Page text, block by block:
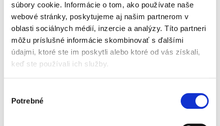
súbory cookie. Informácie o tom, ako používate naše
webové stránky, poskytujeme aj našim partnerom v
oblasti sociálnych médií, inzercie a analýzy. Títo partneri
môžu príslušné informácie skombinovať s ďalšími
údajmi, ktoré ste im poskytli alebo ktoré od vás získali,
keď ste používali ich služby.
súhlasu
Potrebné
Katarína Valová,a kol.
89,00 €
s DPH
84,76 € bez DPH
poriadku, Kancelárskemu poriadku pre
notárov, vyhlášky MS SR o odmenách a